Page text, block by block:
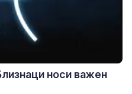
носи важен